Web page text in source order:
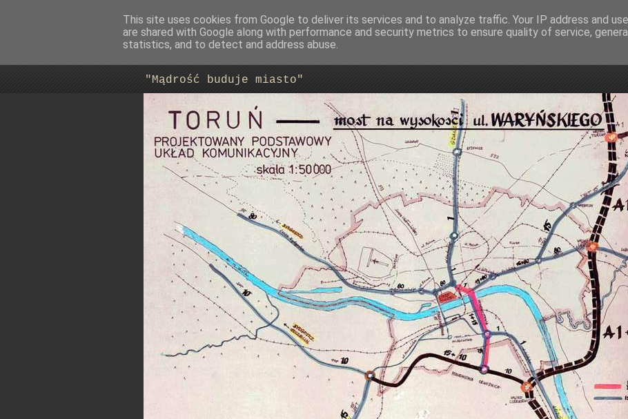
Trasa Nowomostowa
"Mądrość buduje miasto"
This site uses cookies from Google to deliver its services and to analyze traffic. Your IP address and
are shared with Google along with performance and security metrics to ensure quality of service,
statistics, and to detect and address abuse.